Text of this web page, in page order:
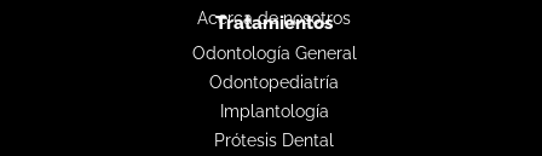
Acerca de nosotros
Tratamientos
Odontología General
Odontopediatría
Implantología
Prótesis Dental